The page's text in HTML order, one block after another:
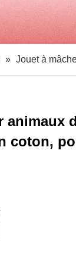
» Jouet à
animaux
coton,